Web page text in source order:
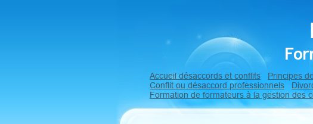
Formations,
Accueil désaccords et conflits Principes
Conflit ou désaccord professionnels
Formation de formateurs à la gestion des